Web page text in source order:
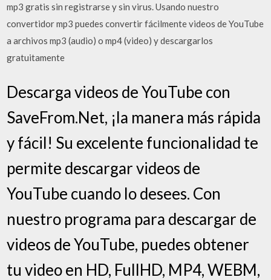
mp3 gratis sin registrarse y sin virus. Usando nuestro
convertidor mp3 puedes convertir fácilmente videos de YouTube
a archivos mp3 (audio) o mp4 (video) y descargarlos
gratuitamente
Descarga videos de YouTube con
SaveFrom.Net, ¡la manera más rápida
y fácil! Su excelente funcionalidad te
permite descargar videos de
YouTube cuando lo desees. Con
nuestro programa para descargar de
videos de YouTube, puedes obtener
tu video en HD, FullHD, MP4, WEBM,